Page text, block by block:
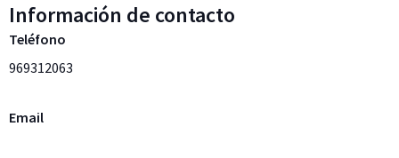
Información de contacto
Teléfono
969312063
Email